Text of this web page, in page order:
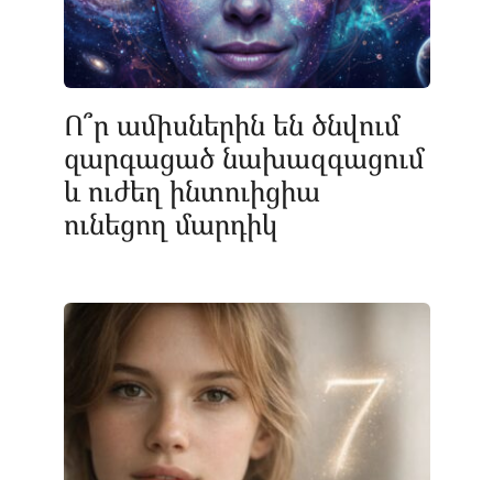
Ո՞ր ամիսներին են ծնվում
զարգացած նախազգացում
և ուժեղ ինտուիցիա
ունեցող մարդիկ